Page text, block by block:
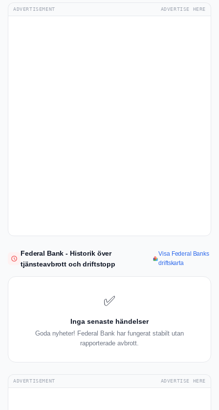
ADVERTISEMENT ADVERTISE HERE
Federal Bank - Historik över
tjänsteavbrott och driftstopp
Visa Federal Banks
driftskarta
✅
Inga senaste händelser
Goda nyheter! Federal Bank har fungerat stabilt utan
rapporterade avbrott.
ADVERTISEMENT ADVERTISE HERE